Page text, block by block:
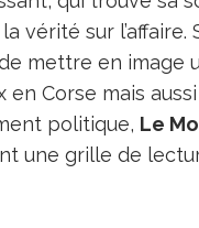
vérité sur
mettre en image
Corse mais
politique, Le
une grille de